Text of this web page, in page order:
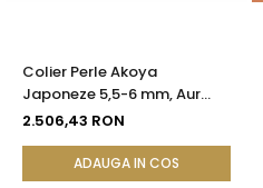
Colier Perle Akoya
Japoneze 5,5-6 mm, Aur
Galben 14K | KASKADDA®
2.506,43 RON
ADAUGA IN COS